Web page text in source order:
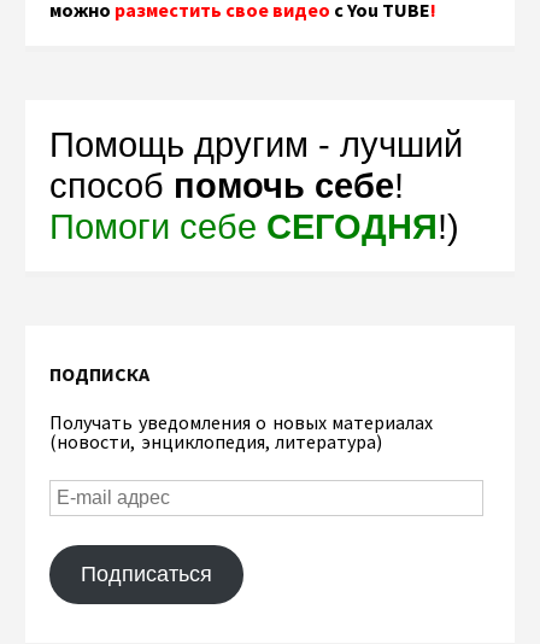
можно разместить свое видео с You TUBE!
Помощь другим - лучший
способ помочь себе!
Помоги себе СЕГОДНЯ!)
ПОДПИСКА
Получать уведомления о новых материалах
(новости, энциклопедия, литература)
Подписаться